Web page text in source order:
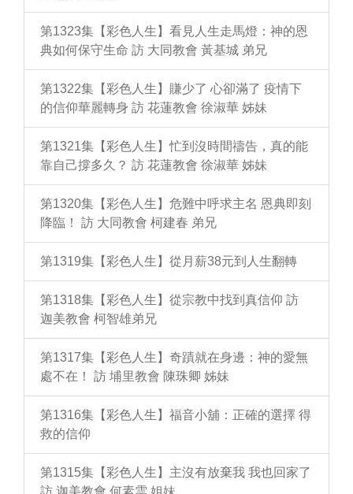
第1323集【彩色人生】看見人生走馬燈：神的恩
典如何保守生命 訪 大同教會 黃基城 弟兄
第1322集【彩色人生】賺少了 心卻滿了 疫情下
的信仰華麗轉身 訪 花蓮教會 徐淑華 姊妹
第1321集【彩色人生】忙到沒時間禱告，真的能
靠自己撐多久？ 訪 花蓮教會 徐淑華 姊妹
第1320集【彩色人生】危難中呼求主名 恩典即刻
降臨！ 訪 大同教會 柯建春 弟兄
第1319集【彩色人生】從月薪38元到人生翻轉
第1318集【彩色人生】從宗教中找到真信仰 訪
迦美教會 柯智雄弟兄
第1317集【彩色人生】奇蹟就在身邊：神的愛無
處不在！ 訪 埔里教會 陳珠卿 姊妹
第1316集【彩色人生】福音小舖：正確的選擇 得
救的信仰
第1315集【彩色人生】主沒有放棄我 我也回家了
訪 迦美教會 何素雲 姐妹